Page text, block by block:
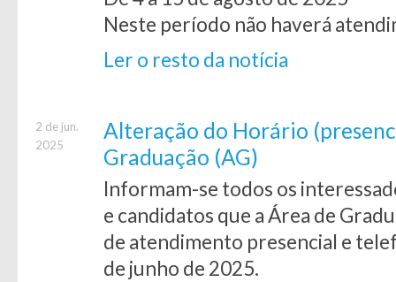
Neste período não haverá
Ler o resto da notícia
2 de jun.
2025
Alteração do Horário
Graduação (AG)
Informam-se todos os
e candidatos que a Área de
de atendimento presencial e
de junho de 2025.